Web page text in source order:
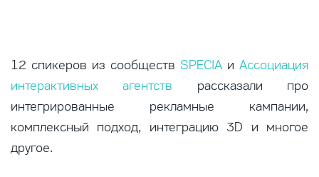
12 спикеров из сообществ SPECIA и Ассоциация
интерактивных агентств рассказали про
интегрированные рекламные кампании,
комплексный подход, интеграцию 3D и многое
другое.